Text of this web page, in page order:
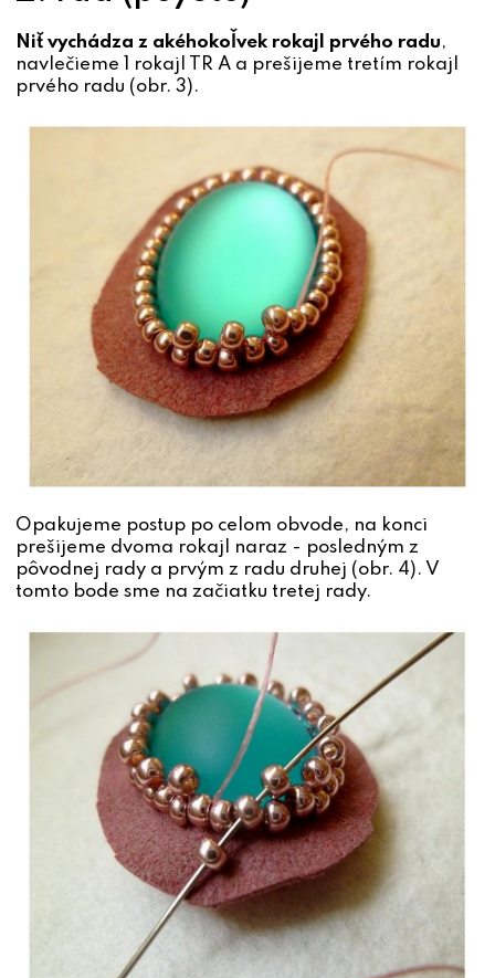
Niť vychádza z akéhokoľvek rokajl prvého radu,
navlečieme 1 rokajl TR A a prešijeme tretím rokajl
prvého radu (obr. 3).
Opakujeme postup po celom obvode, na konci
prešijeme dvoma rokajl naraz - posledným z
pôvodnej rady a prvým z radu druhej (obr. 4). V
tomto bode sme na začiatku tretej rady.